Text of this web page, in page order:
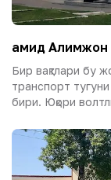
Ҳамид
Бир вақтлари бу
транспорт
бири. Юқори